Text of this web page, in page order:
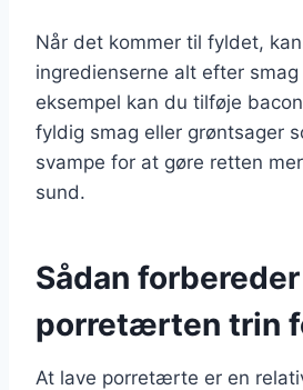
Når det kommer til fyldet,
ingredienserne alt efter
eksempel kan du tilføje
fyldig smag eller grøntsager
svampe for at gøre retten
sund.
Sådan
porretærten trin
At lave porretærte er en